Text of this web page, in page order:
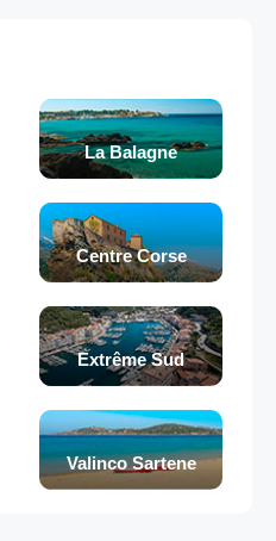
La Balagne
Centre Corse
Extrême Sud
Valinco Sartene